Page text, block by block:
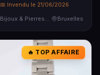
📅 Invendu le 21/06/2026
Bruxelles
🔥 TOP AFFAIRE